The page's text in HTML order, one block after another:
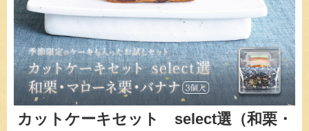
カットケーキセット select選（和栗・